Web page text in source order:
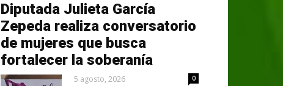
Diputada Julieta García
Zepeda realiza conversatorio
de mujeres que busca
fortalecer la soberanía
5 agosto, 2026 0